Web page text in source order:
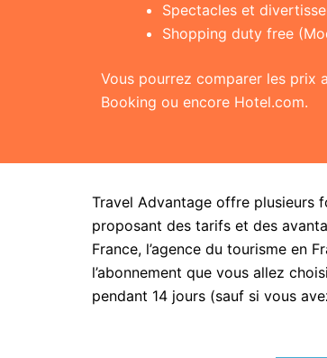
Spectacles et
Shopping duty free
Vous pourrez comparer les prix
Booking ou encore Hotel.com.
Travel Advantage offre plusieurs
proposant des tarifs et des
France, l’agence du tourisme en
l’abonnement que vous allez
pendant 14 jours (sauf si vous